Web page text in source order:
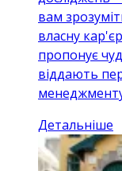
вам
власну
пропонує
віддають
Детальніше